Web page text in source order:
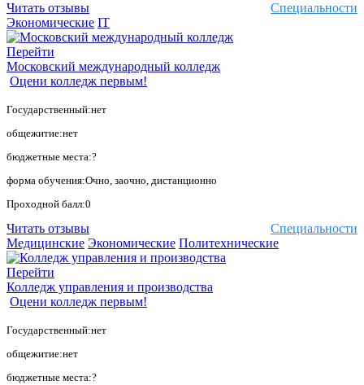
Специальности
Читать отзывы
Экономические IT
Перейти
Московский международный колледж
Оцени колледж первым!
Государственный:нет
общежитие:нет
бюджетные места:?
форма обучения:Очно, заочно, дистанционно
Проходной балл:0
Специальности
Читать отзывы
Медицинские Экономические Политехнические
Перейти
Колледж управления и производства
Оцени колледж первым!
Государственный:нет
общежитие:нет
бюджетные места:?